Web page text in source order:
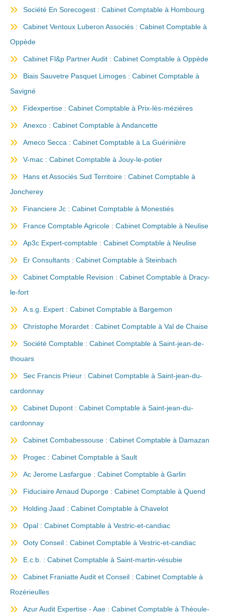
Société En Sorecogest : Cabinet Comptable à Hombourg
Cabinet Ventoux Luberon Associés : Cabinet Comptable à
Oppède
Cabinet Fl&p Partner Audit : Cabinet Comptable à Oppède
Biais Sauvetre Pasquet Limoges : Cabinet Comptable à
Savigné
Fidexpertise : Cabinet Comptable à Prix-lès-mézières
Anexco : Cabinet Comptable à Andancette
Ameco Secca : Cabinet Comptable à La Guérinière
V-mac : Cabinet Comptable à Jouy-le-potier
Hans et Associés Sud Territoire : Cabinet Comptable à
Joncherey
Financiere Jc : Cabinet Comptable à Monestiés
France Comptable Agricole : Cabinet Comptable à Neulise
Ap3c Expert-comptable : Cabinet Comptable à Neulise
Er Consultants : Cabinet Comptable à Steinbach
Cabinet Comptable Revision : Cabinet Comptable à Dracy-
le-fort
A.s.g. Expert : Cabinet Comptable à Bargemon
Christophe Morardet : Cabinet Comptable à Val de Chaise
Société Comptable : Cabinet Comptable à Saint-jean-de-
thouars
Sec Francis Prieur : Cabinet Comptable à Saint-jean-du-
cardonnay
Cabinet Dupont : Cabinet Comptable à Saint-jean-du-
cardonnay
Cabinet Combabessouse : Cabinet Comptable à Damazan
Progec : Cabinet Comptable à Sault
Ac Jerome Lasfargue : Cabinet Comptable à Garlin
Fiduciaire Arnaud Duporge : Cabinet Comptable à Quend
Holding Jaad : Cabinet Comptable à Chavelot
Opal : Cabinet Comptable à Vestric-et-candiac
Ooty Conseil : Cabinet Comptable à Vestric-et-candiac
E.c.b. : Cabinet Comptable à Saint-martin-vésubie
Cabinet Franiatte Audit et Conseil : Cabinet Comptable à
Rozérieulles
Azur Audit Expertise - Aae : Cabinet Comptable à Théoule-